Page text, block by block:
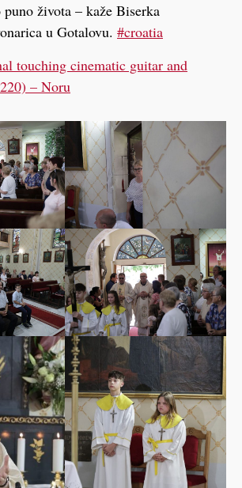
života – kaže Biserka
u Gotalovu. #croatia
touching cinematic guitar and
– Noru